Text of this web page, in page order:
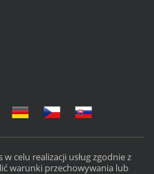
124 125
130 131
132
136 137
138
celu realizacji usług zgodnie z
warunki przechowywania lub